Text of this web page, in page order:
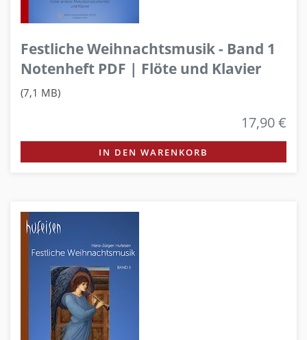
Festliche Weihnachtsmusik - Band 1
Notenheft PDF | Flöte und Klavier
(7,1 MB)
17,90 €
IN DEN WARENKORB